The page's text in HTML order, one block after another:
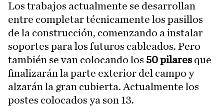
Los trabajos actualmente se desarrollan
entre completar técnicamente los pasillos
de la construcción, comenzando a instalar
soportes para los futuros cableados. Pero
también se van colocando los 50 pilares que
finalizarán la parte exterior del campo y
alzarán la gran cubierta. Actualmente los
postes colocados ya son 13.